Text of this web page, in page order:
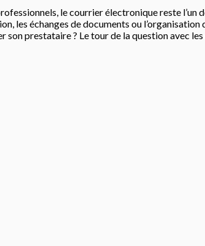
le courrier électronique reste l’un
les échanges de documents ou
prestataire ? Le tour de la question avec